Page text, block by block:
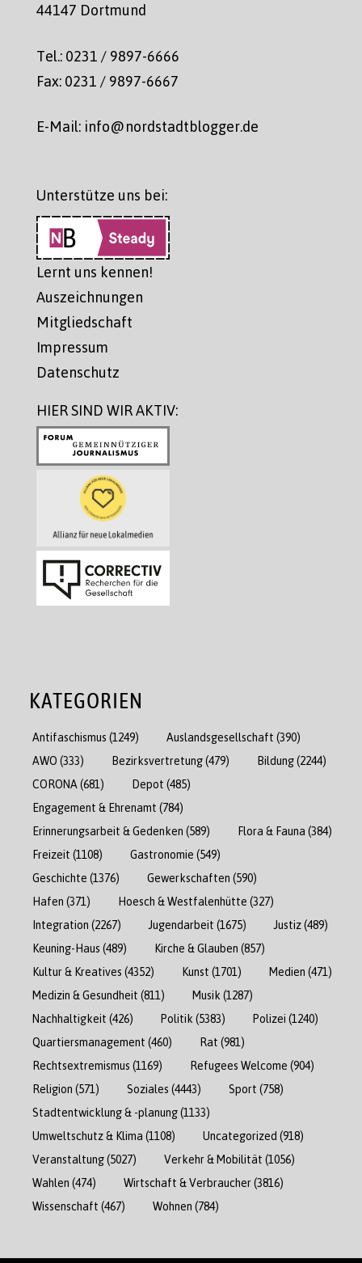
44147 Dortmund
Tel.: 0231 / 9897-6666
Fax: 0231 / 9897-6667
E-Mail: info@nordstadtblogger.de
Unterstütze uns bei:
Lernt uns kennen!
Auszeichnungen
Mitgliedschaft
Impressum
Datenschutz
HIER SIND WIR AKTIV:
KATEGORIEN
Antifaschismus (1249) Auslandsgesellschaft (390)
AWO (333) Bezirksvertretung(479) Bildung(2244)
CORONA (681) Depot (485)
Engagement & Ehrenamt (784)
Erinnerungsarbeit & Gedenken (589) Flora & Fauna (384)
Freizeit (1108) Gastronomie (549)
Geschichte (1376) Gewerkschaften (590)
Hafen (371) Hoesch & Westfalenhütte (327)
Integration (2267) Jugendarbeit (1675) Justiz(489)
Keuning-Haus (489) Kirche & Glauben (857)
Kultur & Kreatives (4352) Kunst (1701) Medien (471)
Medizin & Gesundheit (811) Musik (1287)
Nachhaltigkeit (426) Politik (5383) Polizei (1240)
Quartiersmanagement (460) Rat (981)
Rechtsextremismus (1169) Refugees Welcome (904)
Religion (571) Soziales (4443) Sport (758)
Stadtentwicklung & -planung(1133)
Umweltschutz & Klima (1108) Uncategorized (918)
Veranstaltung(5027) Verkehr & Mobilität (1056)
Wahlen (474) Wirtschaft & Verbraucher(3816)
Wissenschaft (467) Wohnen (784)